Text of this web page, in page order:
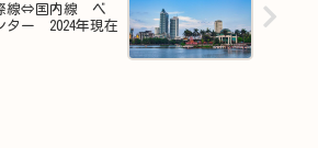
線⇔国内線 ベ
ー 2024年現在